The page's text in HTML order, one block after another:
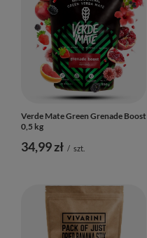
Verde Mate Green Grenade Boost
0,5 kg
34,99 zł / szt.